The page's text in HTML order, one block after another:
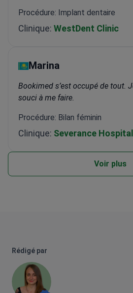
Procédure: Implant dentaire
Clinique: WestDent Clinic
Marina
Bookimed s’est occupé de tout.
souci à me faire.
Procédure: Bilan féminin
Clinique: Severance Hospital
Voir plus
Rédigé par